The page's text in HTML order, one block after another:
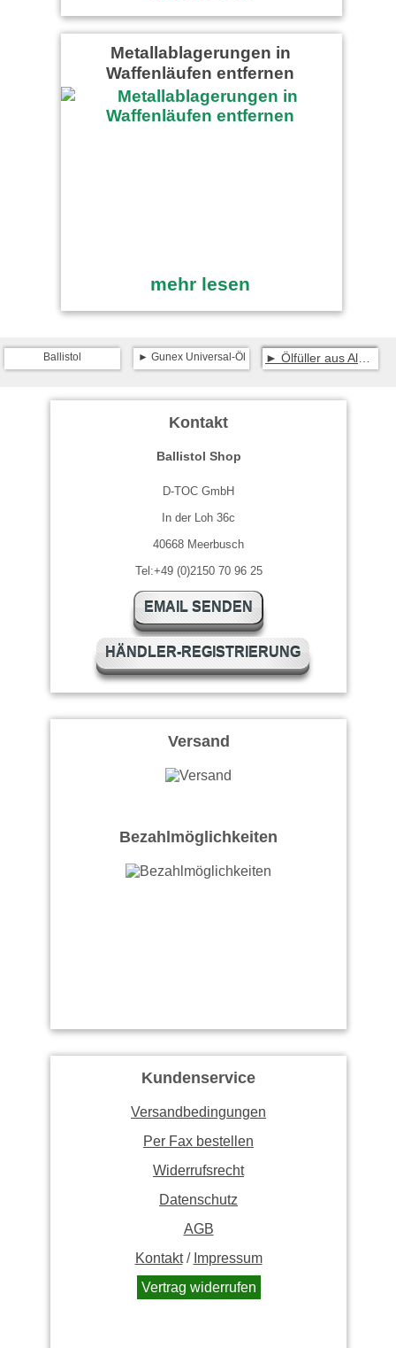
Metallablagerungen in
Waffenläufen entfernen
mehr lesen
Ballistol Gunex Universal-Öl Ölfüller aus Aluminium + Gunex + Trichter
Kontakt
Ballistol Shop
D-TOC GmbH
In der Loh 36c
40668 Meerbusch
Tel:+49 (0)2150 70 96 25
EMAIL SENDEN
HÄNDLER-REGISTRIERUNG
Versand
Bezahlmöglichkeiten
Kundenservice
Versandbedingungen
Per Fax bestellen
Widerrufsrecht
Datenschutz
AGB
Kontakt/ Impressum
Vertrag widerrufen